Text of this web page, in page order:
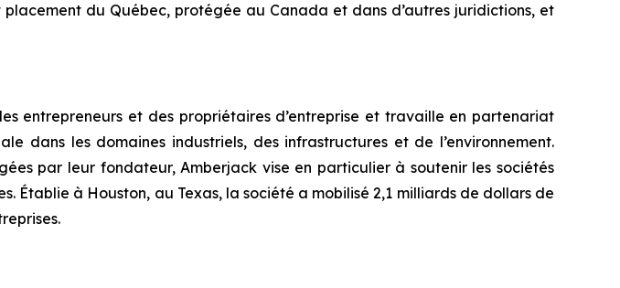
du Québec, protégée au Canada et dans d’autres juridictions, et
entrepreneurs et des propriétaires d’entreprise et travaille en partenariat
dans les domaines industriels, des infrastructures et de l’environnement.
par leur fondateur, Amberjack vise en particulier à soutenir les sociétés
à Houston, au Texas, la société a mobilisé 2,1 milliards de dollars de